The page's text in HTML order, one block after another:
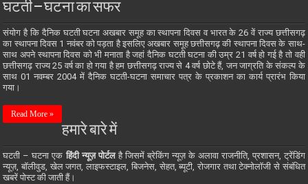
घटती – घटना का सफर
संयोग है कि दैनिक घटती घटना अखबार समूह का स्थापना दिवस व भारत के 26 वें राज्य छत्तीसगढ़
का स्थापना दिवस 1 नवंबर को पड़ता है इसलिए अखबार समूह छत्तीसगढ़ की स्थापना दिवस के साथ-
साथ अपने स्थापना दिवस को भी मनाता है जहां दैनिक घटती घटना की उम्र 21 वर्ष हो गई है तो वही
छत्तीसगढ़ राज्य 25 वर्ष का हो गया है हम छत्तीसगढ़ राज्य से 4 वर्ष छोटे हैं, जन जाग्रति के संकल्प के
साथ 01 नवम्बर 2004 में दैनिक घटती-घटना समाचार पत्र के प्रकाशन का कार्य प्रारंभ किया
गया।
Read More »
हमारे बारे में
घटती – घटना एक हिंदी न्यूज़ पोर्टलहै जिसमें ब्रेकिंग न्यूज़ के अलावा राजनीति, प्रशासन, ट्रेंडिंग
न्यूज़, बॉलीवुड, खेल जगत, लाइफस्टाइल, बिजनेस, सेहत, ब्यूटी, रोजगार तथा टेक्नोलॉजी से संबंधित
खबरें पोस्ट की जाती हैं।